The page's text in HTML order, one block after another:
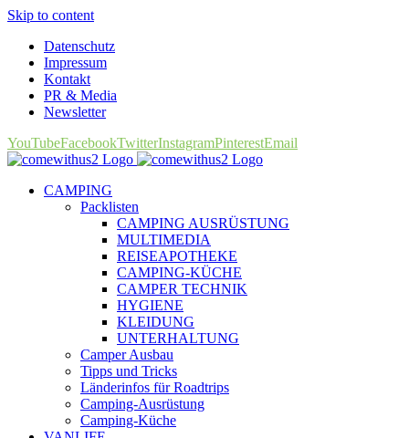
Skip to content
Datenschutz
Impressum
Kontakt
PR & Media
Newsletter
YouTubeFacebookTwitterInstagramPinterestEmail
CAMPING
Packlisten
CAMPING AUSRÜSTUNG
MULTIMEDIA
REISEAPOTHEKE
CAMPING-KÜCHE
CAMPER TECHNIK
HYGIENE
KLEIDUNG
UNTERHALTUNG
Camper Ausbau
Tipps und Tricks
Länderinfos für Roadtrips
Camping-Ausrüstung
Camping-Küche